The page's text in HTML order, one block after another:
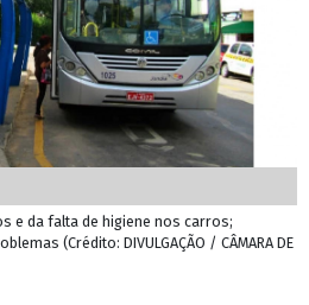
e da falta de higiene nos carros;
(Crédito: DIVULGAÇÃO / CÂMARA DE